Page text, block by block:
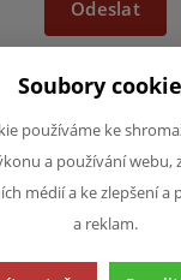
Odeslat
O FIRMĚ
O nás
Kontakty
Soubory
používáme ke
a používání webu,
médií a ke zlepšení a
a reklam.